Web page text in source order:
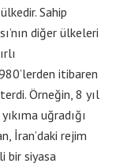
Sahip
diğer ülkeleri
itibaren
Örneğin, 8 yıl
uğradığı
İran’daki rejim
bir siyasa